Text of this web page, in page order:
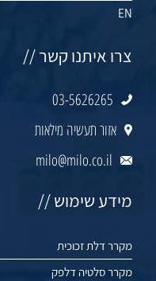
EN
צרו איתנו קשר //
03-5626265
אזור תעשיה מילאות
milo@milo.co.il
מידע שימוש //
מקרר דלת זכוכית
מקרר סלטיה דלפק